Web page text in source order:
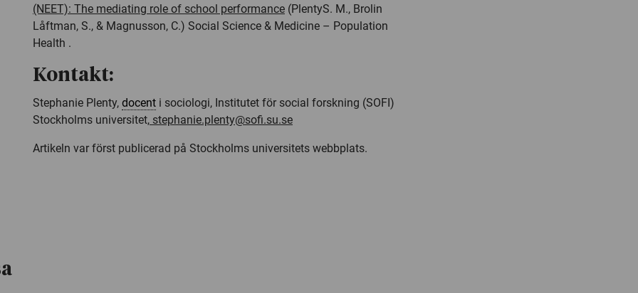
(NEET): The mediating role of school performance (PlentyS. M., Brolin
Låftman, S., & Magnusson, C.) Social Science & Medicine – Population
Health .
Kontakt:
Stephanie Plenty, docent i sociologi, Institutet för social forskning (SOFI)
Stockholms universitet, stephanie.plenty@sofi.su.se
Artikeln var först publicerad på Stockholms universitets webbplats.